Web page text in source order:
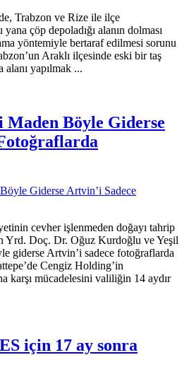
Trabzon ve Rize ile ilçe
çöp depoladığı alanın dolması
yöntemiyle bertaraf edilmesi sorunu
Araklı ilçesinde eski bir taş
alanı yapılmak ...
Maden Böyle Giderse
cevher işlenmeden doğayı tahrip
Yrd. Doç. Dr. Oğuz Kurdoğlu ve Yeşil
giderse Artvin’i sadece fotoğraflarda
Cengiz Holding’in
karşı mücadelesini valiliğin 14 aydır
için 17 ay sonra